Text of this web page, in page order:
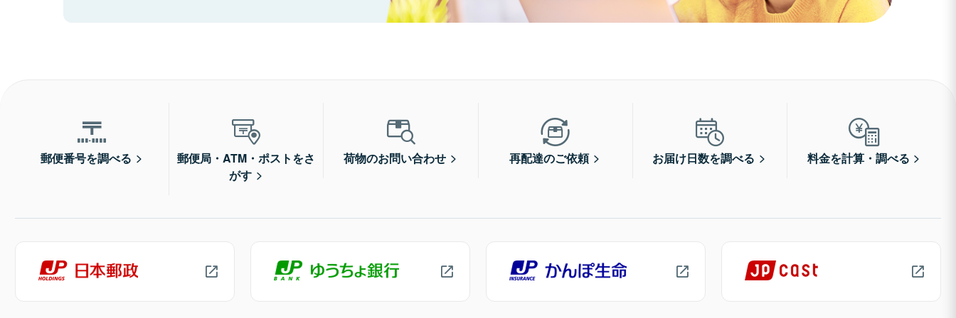
郵便番号を調べる
郵便局・ATM・ポストをさ
がす
荷物のお問い合わせ 再配達のご依頼 お届け日数を調べる 料金を計算・調べる